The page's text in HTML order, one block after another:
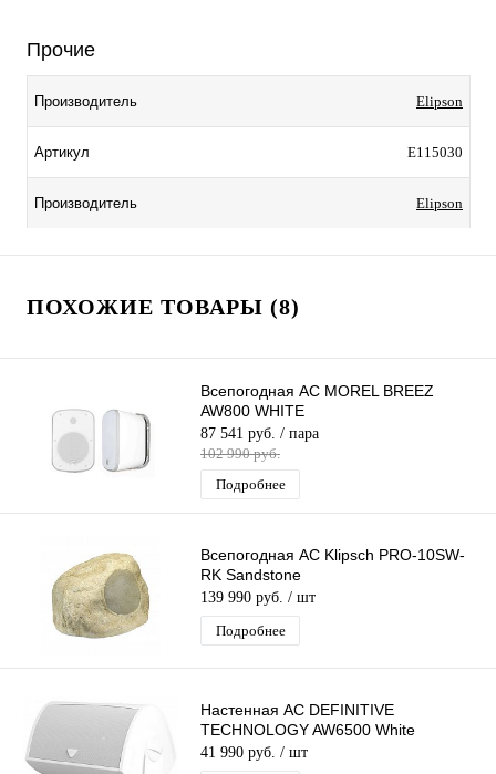
Прочие
Производитель Elipson
Артикул E115030
Производитель Elipson
ПОХОЖИЕ ТОВАРЫ (8)
Всепогодная АС MOREL BREEZ
AW800 WHITE
87 541 руб. / пара
102 990 руб.
Подробнее
Всепогодная АС Klipsch PRO-10SW-
RK Sandstone
139 990 руб. / шт
Подробнее
Настенная АС DEFINITIVE
TECHNOLOGY AW6500 White
41 990 руб. / шт